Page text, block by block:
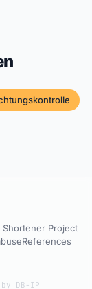
Project
References
DB-IP